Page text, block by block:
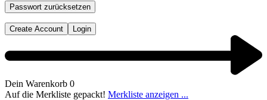
Passwort zurücksetzen
Create Account Login
Dein Warenkorb 0
Auf die Merkliste gepackt! Merkliste anzeigen ...